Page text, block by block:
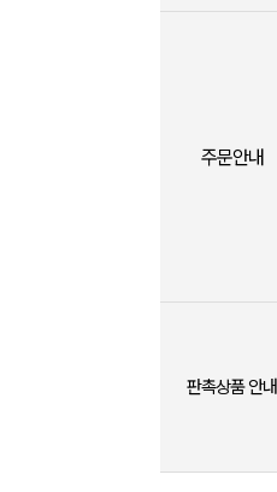
주문안내
판촉상품 안내